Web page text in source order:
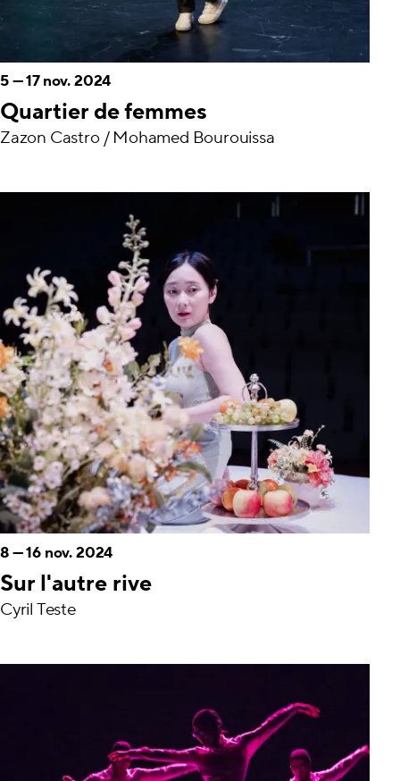
Quartier de femmes
5—17 nov. 2024
Zazon Castro / Mohamed Bourouissa
Sur l'autre rive
8—16 nov. 2024
Cyril Teste